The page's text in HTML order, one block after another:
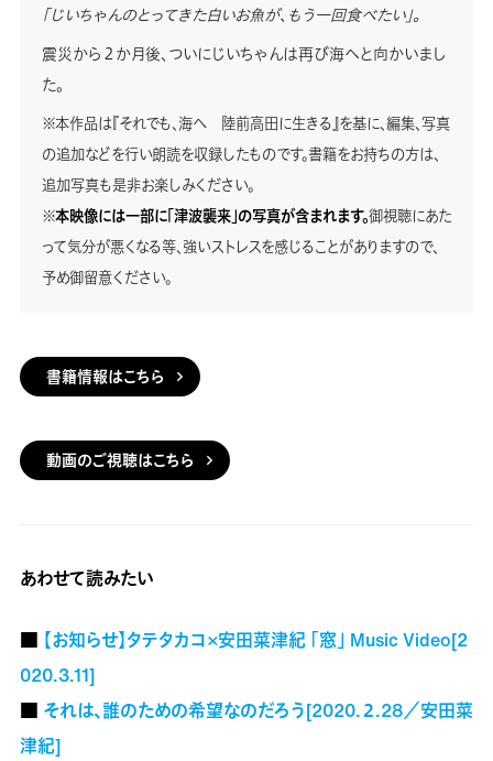
「じいちゃんのとってきた白いお魚が、もう一回食べたい」。
震災から２か月後、ついにじいちゃんは再び海へと向かいまし
た。
※本作品は『それでも、海へ 陸前高田に生きる』を基に、編集、写真
の追加などを行い朗読を収録したものです。書籍をお持ちの方は、
追加写真も是非お楽しみください。
※本映像には一部に「津波襲来」の写真が含まれます。御視聴にあた
って気分が悪くなる等、強いストレスを感じることがありますので、
予め御留意ください。
書籍情報はこちら
動画のご視聴はこちら
あわせて読みたい
■ 【お知らせ】タテタカコ×安田菜津紀 「窓」 Music Video[2
020.3.11]
■ それは、誰のための希望なのだろう[2020.２.28／安田菜
津紀]